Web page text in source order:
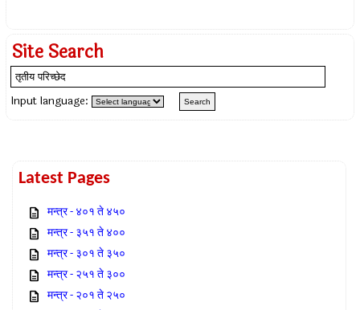
Site Search
Input language:
Latest Pages
मन्त्र - ४०१ ते ४५०
मन्त्र - ३५१ ते ४००
मन्त्र - ३०१ ते ३५०
मन्त्र - २५१ ते ३००
मन्त्र - २०१ ते २५०